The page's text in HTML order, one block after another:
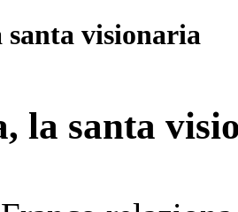
visionaria
la santa